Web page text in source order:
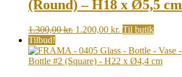
(Round) – H18 x Ø5,5 cm
1.300,00kr. Original
was:
1.300,00 kr..
1.200,00 kr. Current
is:
1.200,00 kr..
Til butik
Tilbud!